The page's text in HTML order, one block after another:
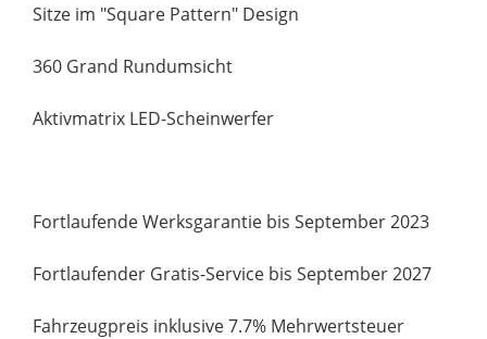
Sitze im "Square Pattern" Design
360 Grand Rundumsicht
Aktivmatrix LED-Scheinwerfer
Fortlaufende Werksgarantie bis September 2023
Fortlaufender Gratis-Service bis September 2027
Fahrzeugpreis inklusive 7.7% Mehrwertsteuer